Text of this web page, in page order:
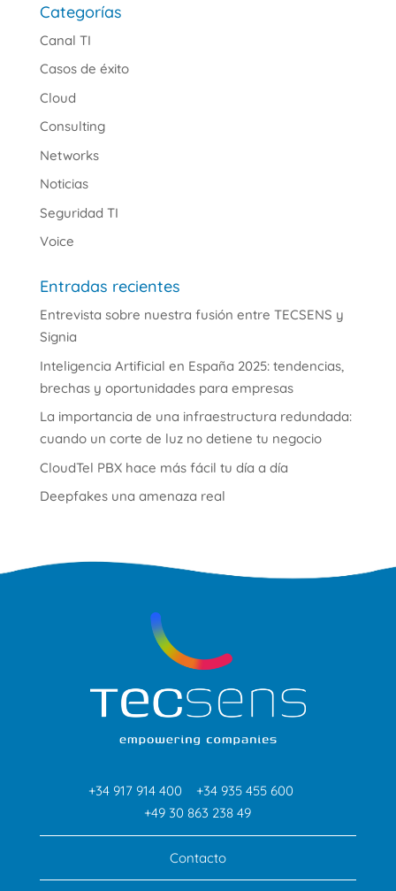
Categorías
Canal TI
Casos de éxito
Cloud
Consulting
Networks
Noticias
Seguridad TI
Voice
Entradas recientes
Entrevista sobre nuestra fusión entre TECSENS y
Signia
Inteligencia Artificial en España 2025: tendencias,
brechas y oportunidades para empresas
La importancia de una infraestructura redundada:
cuando un corte de luz no detiene tu negocio
CloudTel PBX hace más fácil tu día a día
Deepfakes una amenaza real
+34 917 914 400
+34 935 455 600
+49 30 863 238 49
Contacto